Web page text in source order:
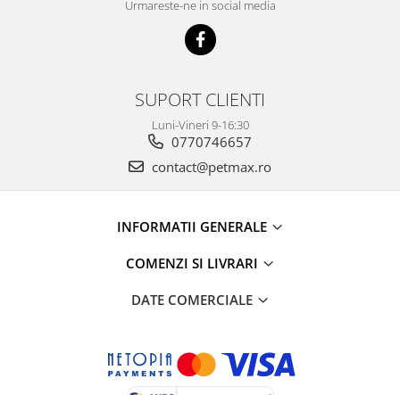
Urmareste-ne in social media
SUPORT CLIENTI
Luni-Vineri 9-16:30
0770746657
contact@petmax.ro
INFORMATII GENERALE
COMENZI SI LIVRARI
DATE COMERCIALE